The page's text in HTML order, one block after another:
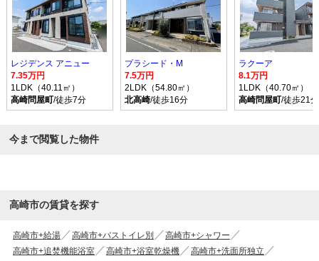
レジデンス アニュー
7.35万円
1LDK（40.11㎡）
高崎問屋町/徒歩7分
プラシード・M
7.5万円
2LDK（54.80㎡）
北高崎/徒歩16分
ラクーア
8.1万円
1LDK（40.70㎡）
高崎問屋町/徒歩21分
今まで閲覧した物件
高崎市の賃貸を探す
高崎市+給湯 高崎市+バストイレ別
高崎市+シャワー
高崎市+追焚機能浴室
高崎市+浴室乾燥機
高崎市+洗面所独立